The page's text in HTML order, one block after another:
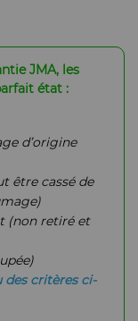
JMA, les
état :
d’origine
être cassé de
(non retiré et
des critères ci-